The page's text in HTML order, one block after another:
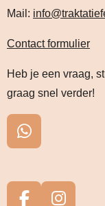
Mail:
Contact formulier
Heb je een vraag,
graag snel verder!
W
t